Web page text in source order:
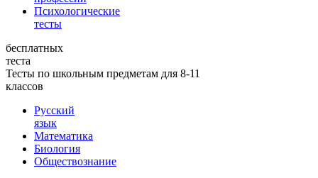
Психологические
тесты
бесплатных
теста
Тесты по школьным предметам для 8-11
классов
Русский
язык
Математика
Биология
Обществознание